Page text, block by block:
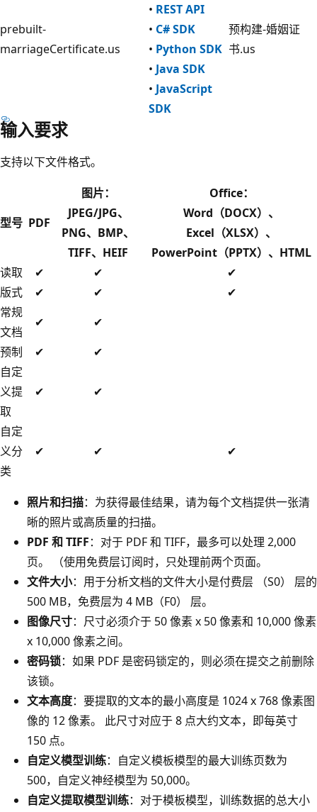
prebuilt-
marriageCertificate.us
• REST API
• C# SDK
• Python SDK
• Java SDK
• JavaScript
SDK
预构建-婚姻证
书.us
输入要求
支持以下文件格式。
型号 PDF
图片：
JPEG/JPG、
PNG、BMP、
TIFF、HEIF
Office：
Word（DOCX）、
Excel（XLSX）、
PowerPoint（PPTX）、HTML
读取
✔ ✔
✔
版式
✔ ✔
✔
常规
文档
✔
✔
预制
✔
✔
自定
义提
取
✔ ✔
自定
义分
类
✔ ✔ ✔
照片和扫描：为获得最佳结果，请为每个文档提供一张清
晰的照片或高质量的扫描。
PDF 和 TIFF：对于 PDF 和 TIFF，最多可以处理 2,000
页。 （使用免费层订阅时，只处理前两个页面。
文件大小：用于分析文档的文件大小是付费层 （S0） 层的
500 MB，免费层为 4 MB（F0） 层。
图像尺寸：尺寸必须介于 50 像素 x 50 像素和 10,000 像素
x 10,000 像素之间。
密码锁：如果 PDF 是密码锁定的，则必须在提交之前删除
该锁。
文本高度：要提取的文本的最小高度是 1024 x 768 像素图
像的 12 像素。 此尺寸对应于 8 点大约文本，即每英寸
150 点。
自定义模型训练：自定义模板模型的最大训练页数为
500，自定义神经模型为 50,000。
自定义提取模型训练：对于模板模型，训练数据的总大小